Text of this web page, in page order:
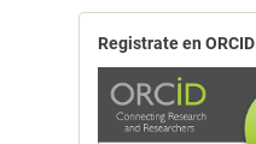
Registrate en ORCID